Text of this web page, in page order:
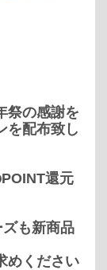
祭の感謝を
を配布致し
還元
も新商品
めください